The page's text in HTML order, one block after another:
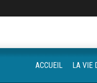
ACCUEIL LA VIE